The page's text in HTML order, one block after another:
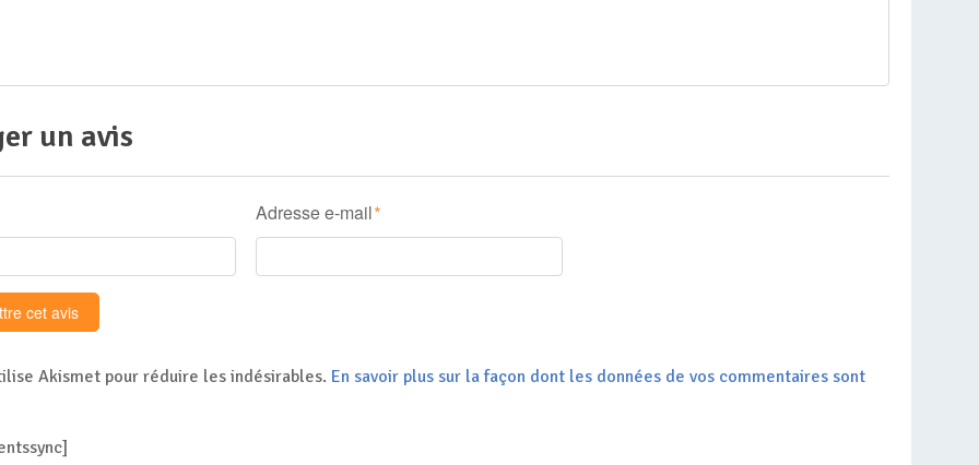
un avis
Adresse e-mail *
Akismet pour réduire les indésirables. En savoir plus sur la façon dont les données de vos commentaires sont